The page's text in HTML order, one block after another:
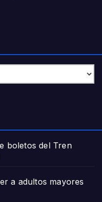
boletos del Tren
a adultos mayores